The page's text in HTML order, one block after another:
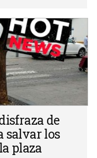
de
salvar los
plaza